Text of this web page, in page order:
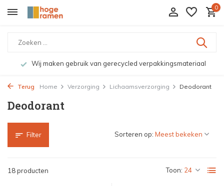
0
Wij maken gebruik van gerecycled verpakkingsmateriaal
Terug Home Verzorging Lichaamsverzorging Deodorant
Deodorant
Filter
18 producten Toon:
Sorteren op: